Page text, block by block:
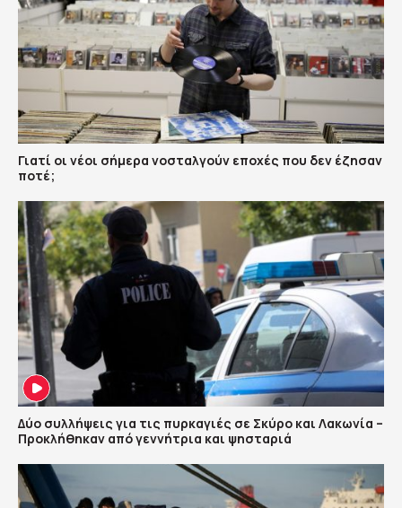
Γιατί οι νέοι σήμερα νοσταλγούν εποχές που δεν έζησαν
ποτέ;
Δύο συλλήψεις για τις πυρκαγιές σε Σκύρο και Λακωνία –
Προκλήθηκαν από γεννήτρια και ψησταριά